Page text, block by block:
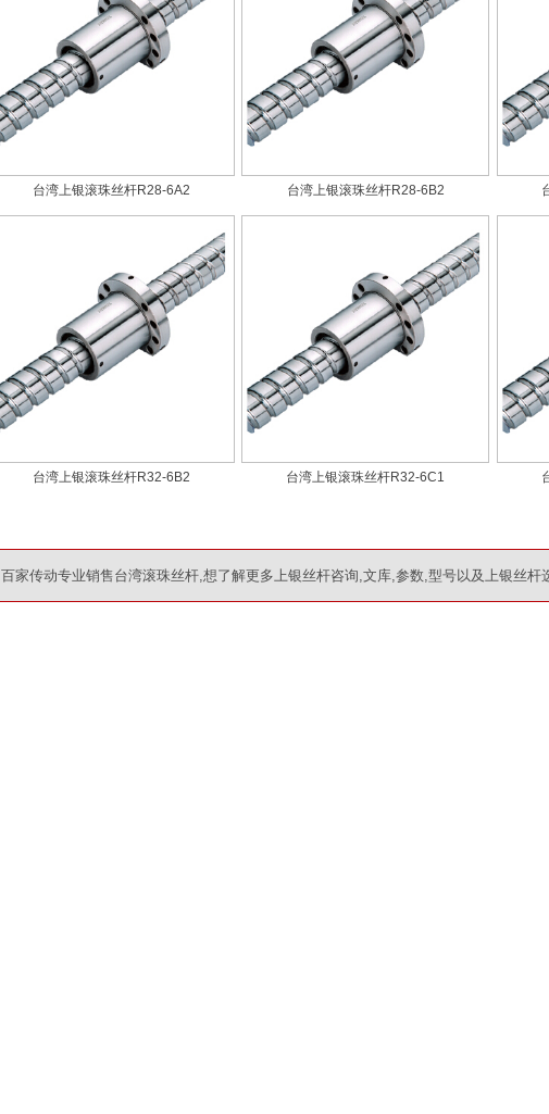
台湾上银滚珠丝杆R28-6A2 台湾上银滚珠丝杆R28-6B2
台湾上银滚珠丝杆R32-6B2 台湾上银滚珠丝杆R32-6C1
百家传动专业销售台湾滚珠丝杆,想了解更多上银丝杆咨询,文库,参数,型号以及上银丝